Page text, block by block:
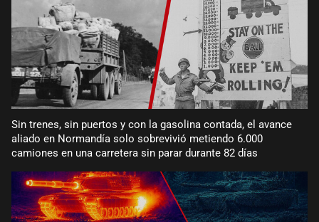
Sin trenes, sin puertos y con la gasolina contada, el avance
aliado en Normandía solo sobrevivió metiendo 6.000
camiones en una carretera sin parar durante 82 días